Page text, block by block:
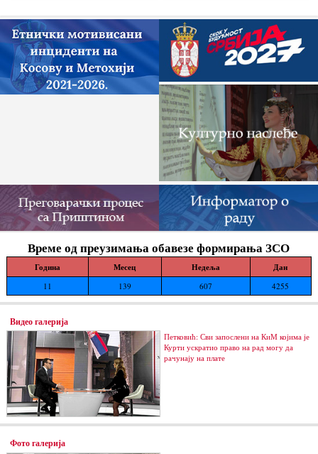
нелегалних грађевинских...
Време од преузимања обавезе формирања ЗСО
Година Месец Недеља Дан
11 139 607 4255
Видео галерија
Петковић: Сви запослени на КиМ којима је
Курти ускратио право на рад могу да
рачунају на плате
Фото галерија